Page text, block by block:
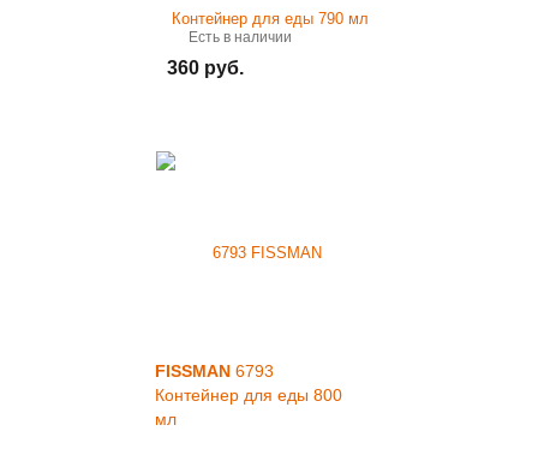
Есть в наличии
360 руб.
FISSMAN 6793
Контейнер для еды 800
мл